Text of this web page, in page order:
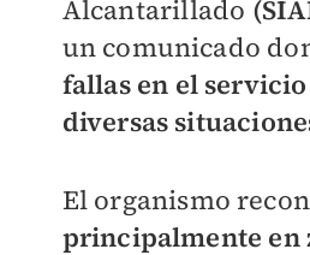
Alcantarillado
un comunicado
fallas en el
diversas
El organismo
principalmente en